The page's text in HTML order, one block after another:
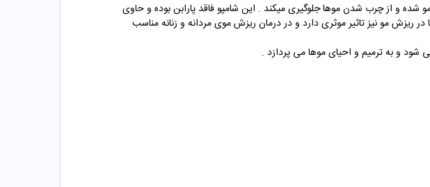
و از چرب شدن موها جلوگیری میکند . این شامپو فاقد پارابن بوده و حاوی
مو نیز تاثیر موثری دارد و در درمان ریزش موی مردانه و زنانه مناسب
و به ترمیم و احیای موها می پردازد .